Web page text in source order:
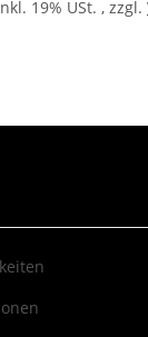
19% USt. , zzgl.